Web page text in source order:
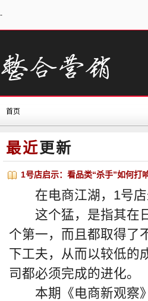
-
首页
最近更新
1号店启示：看品类“杀手”如何打
在电商江湖，1号店
这个猛，是指其在日
个第一，而且都取得了
下工夫，从而以较低的
司都必须完成的进化。
本期《电商新观察》